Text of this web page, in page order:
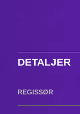
DETALJER
REGISSØR